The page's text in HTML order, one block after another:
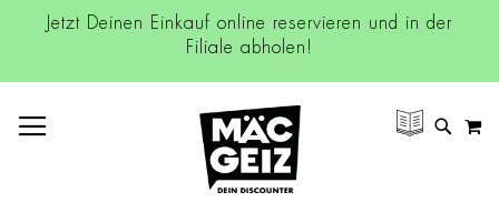
Jetzt Deinen Einkauf online reservieren und in der
Filiale abholen!
SUCHE